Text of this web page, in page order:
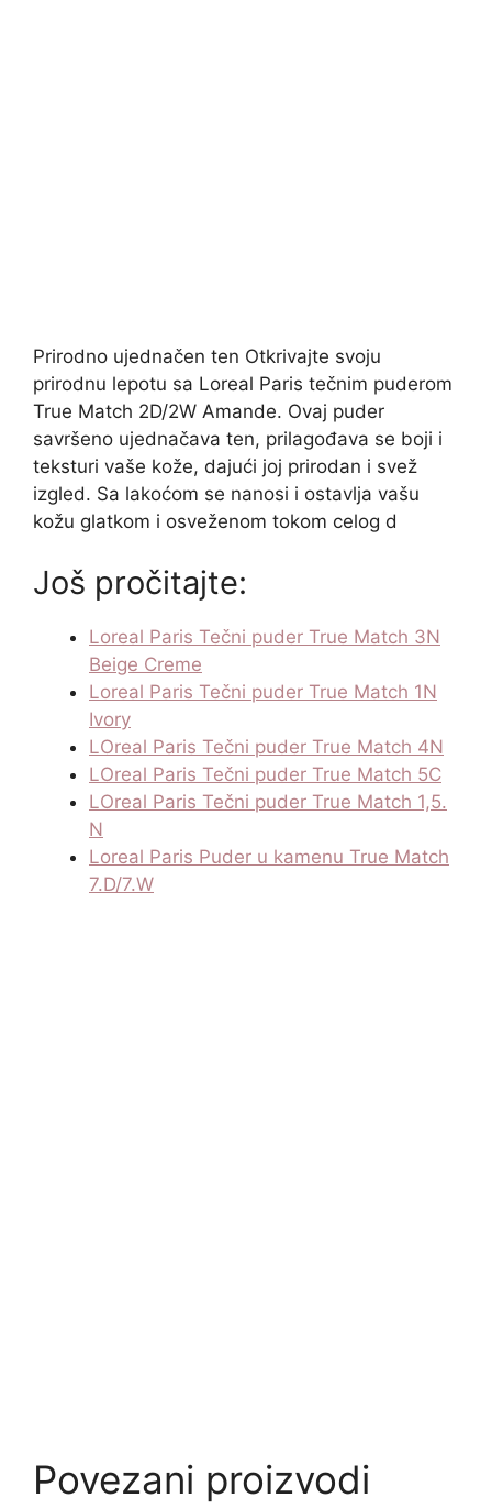
Prirodno ujednačen ten Otkrivajte svoju
prirodnu lepotu sa Loreal Paris tečnim puderom
True Match 2D/2W Amande. Ovaj puder
savršeno ujednačava ten, prilagođava se boji i
teksturi vaše kože, dajući joj prirodan i svež
izgled. Sa lakoćom se nanosi i ostavlja vašu
kožu glatkom i osveženom tokom celog d
Još pročitajte:
Loreal Paris Tečni puder True Match 3N
Beige Creme
Loreal Paris Tečni puder True Match 1N
Ivory
LOreal Paris Tečni puder True Match 4N
LOreal Paris Tečni puder True Match 5C
LOreal Paris Tečni puder True Match 1,5.
N
Loreal Paris Puder u kamenu True Match
7.D/7.W
Povezani proizvodi